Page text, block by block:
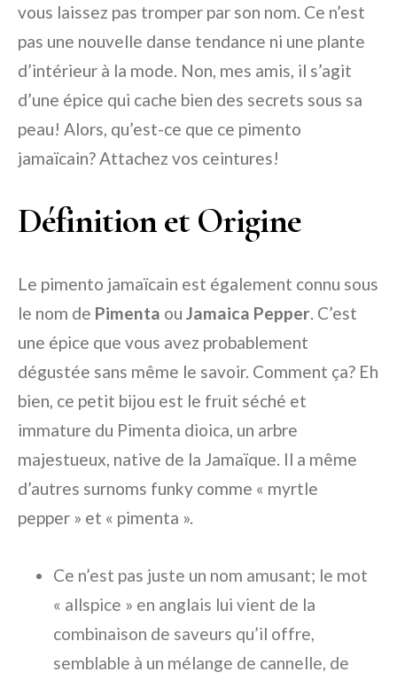
vous laissez pas tromper par son nom. Ce n’est
pas une nouvelle danse tendance ni une plante
d’intérieur à la mode. Non, mes amis, il s’agit
d’une épice qui cache bien des secrets sous sa
peau! Alors, qu’est-ce que ce pimento
jamaïcain? Attachez vos ceintures!
Définition et Origine
Le pimento jamaïcain est également connu sous
le nom de Pimenta ou Jamaica Pepper. C’est
une épice que vous avez probablement
dégustée sans même le savoir. Comment ça? Eh
bien, ce petit bijou est le fruit séché et
immature du Pimenta dioica, un arbre
majestueux, native de la Jamaïque. Il a même
d’autres surnoms funky comme « myrtle
pepper » et « pimenta ».
Ce n’est pas juste un nom amusant; le mot
« allspice » en anglais lui vient de la
combinaison de saveurs qu’il offre,
semblable à un mélange de cannelle, de